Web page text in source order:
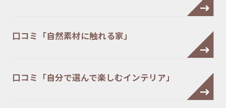
口コミ「自然素材に触れる家」
口コミ「自分で選んで楽しむインテリア」